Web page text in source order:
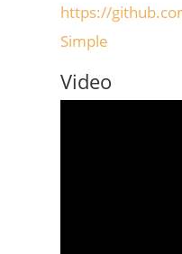
https://
Simple
Video